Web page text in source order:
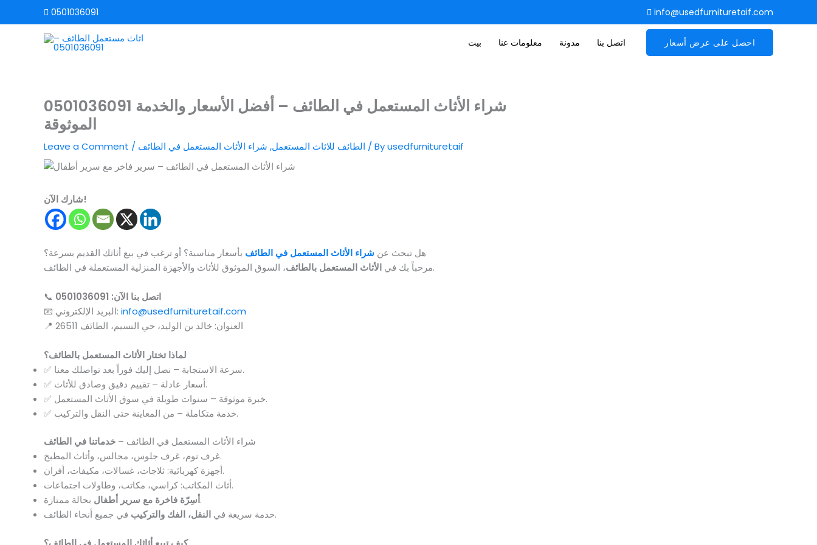
0501036091 info@usedfurnituretaif.com
بيت معلومات عنا مدونة اتصل بنا احصل على عرض أسعار
0501036091 شراء الأثاث المستعمل في الطائف – أفضل الأسعار والخدمة
الموثوقة
Leave a Comment / الطائف للاثاث المستعمل, شراء الأثاث المستعمل في الطائف / Byusedfurnituretaif
شارك الآن!
هل تبحث عن شراء الأثاث المستعمل في الطائف بأسعار مناسبة؟ أو ترغب في بيع أثاثك القديم بسرعة؟
مرحباً بك في الأثاث المستعمل بالطائف ، السوق الموثوق للأثاث والأجهزة المنزلية المستعملة في الطائف.
📞
اتصل بنا الآن: 0501036091
📧 البريد الإلكتروني: info@usedfurnituretaif.com
📍 العنوان: خالد بن الوليد، حي النسيم، الطائف 26511
لماذا تختار الأثاث المستعمل بالطائف؟
✅ سرعة الاستجابة – نصل إليك فوراً بعد تواصلك معنا.
✅ أسعار عادلة – تقييم دقيق وصادق للأثاث.
✅ خبرة موثوقة – سنوات طويلة في سوق الأثاث المستعمل.
✅ خدمة متكاملة – من المعاينة حتى النقل والتركيب.
شراء الأثاث المستعمل في الطائف – خدماتنا في الطائف
غرف نوم، غرف جلوس، مجالس، وأثاث المطبخ.
أجهزة كهربائية: ثلاجات، غسالات، مكيفات، أفران.
أثاث المكاتب: كراسي، مكاتب، وطاولات اجتماعات.
أسِرّة فاخرة مع سرير أطفالبحالة ممتازة.
خدمة سريعة في النقل، الفك والتركيب في جميع أنحاء الطائف.